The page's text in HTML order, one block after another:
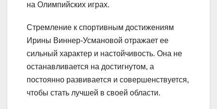
на Олимпийских играх.
Стремление к спортивным достижениям
Ирины Виннер-Усмановой отражает ее
сильный характер и настойчивость. Она не
останавливается на достигнутом, а
постоянно развивается и совершенствуется,
чтобы стать лучшей в своей области.